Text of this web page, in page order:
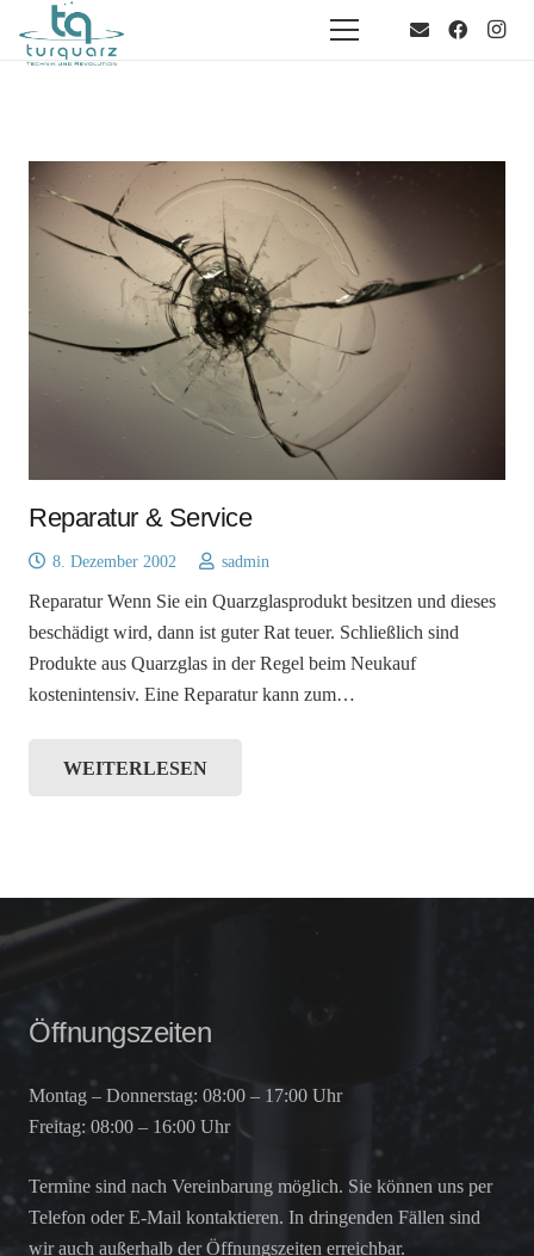
Reparatur & Service
8. Dezember 2002 sadmin
Reparatur Wenn Sie ein Quarzglasprodukt besitzen und dieses
beschädigt wird, dann ist guter Rat teuer. Schließlich sind
Produkte aus Quarzglas in der Regel beim Neukauf
kostenintensiv. Eine Reparatur kann zum…
WEITERLESEN
Öffnungszeiten
Montag – Donnerstag: 08:00 – 17:00 Uhr
Freitag: 08:00 – 16:00 Uhr
Termine sind nach Vereinbarung möglich. Sie können uns per
Telefon oder E-Mail kontaktieren. In dringenden Fällen sind
wir auch außerhalb der Öffnungszeiten erreichbar.